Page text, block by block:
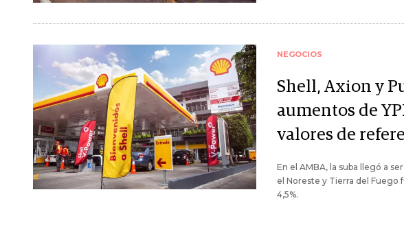
NEGOCIOS
Shell, Axion y
aumentos de
valores de
En el AMBA, la suba llegó a
el Noreste y Tierra del Fuego
4,5%.